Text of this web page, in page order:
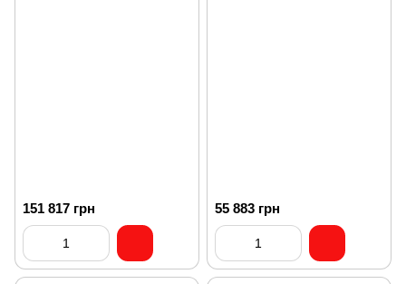
151 817 грн 55 883 грн